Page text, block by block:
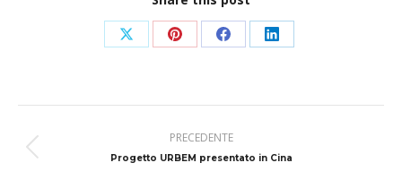
Condividi
X
Condividi
Pinterest
Condividi
Facebook
Condividi
LinkedIn
tra
PRECEDENTE
Post
Progetto URBEM presentato in Cina